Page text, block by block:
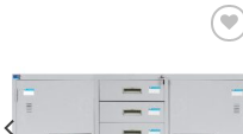
Add to
wishlist